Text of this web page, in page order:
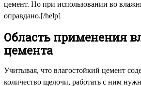
цемент. Но при использовании во
оправдано.[/help]
Область применения
цемента
Учитывая, что влагостойкий цемент
количество щелочи, работать с ним